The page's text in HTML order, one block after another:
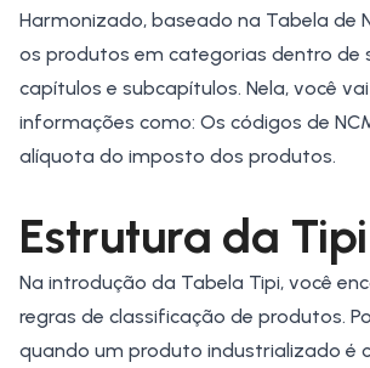
Harmonizado, baseado na Tabela de
os produtos em categorias dentro de
capítulos e subcapítulos. Nela, você
informações como: Os códigos de
alíquota do imposto dos produtos.
Estrutura da Tipi
Na introdução da Tabela Tipi, você
regras de classificação de produtos.
quando um produto industrializado é